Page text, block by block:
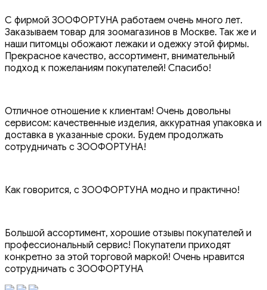
С фирмой ЗООФОРТУНА работаем очень много лет.
Заказываем товар для зоомагазинов в Москве. Так же и
наши питомцы обожают лежаки и одежку этой фирмы.
Прекрасное качество, ассортимент, внимательный
подход к пожеланиям покупателей! Спасибо!
Отличное отношение к клиентам! Очень довольны
сервисом: качественные изделия, аккуратная упаковка и
доставка в указанные сроки. Будем продолжать
сотрудничать с ЗООФОРТУНА!
Как говорится, с ЗООФОРТУНА модно и практично!
Большой ассортимент, хорошие отзывы покупателей и
профессиональный сервис! Покупатели приходят
конкретно за этой торговой маркой! Очень нравится
сотрудничать с ЗООФОРТУНА